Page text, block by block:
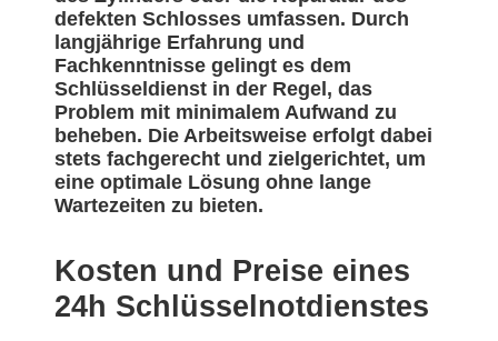
defekten Schlosses umfassen. Durch
langjährige Erfahrung und
Fachkenntnisse gelingt es dem
Schlüsseldienst in der Regel, das
Problem mit minimalem Aufwand zu
beheben. Die Arbeitsweise erfolgt dabei
stets fachgerecht und zielgerichtet, um
eine optimale Lösung ohne lange
Wartezeiten zu bieten.
Kosten und Preise eines
24h Schlüsselnotdienstes